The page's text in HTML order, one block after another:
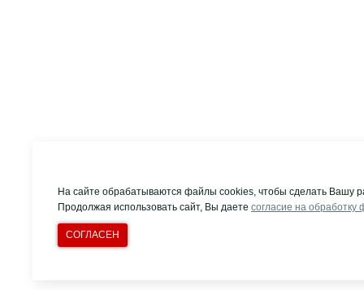
На сайте обрабатываются файлы cookies, чтобы сделать Вашу
Продолжая использовать сайт, Вы даете согласие на обработку
СОГЛАСЕН